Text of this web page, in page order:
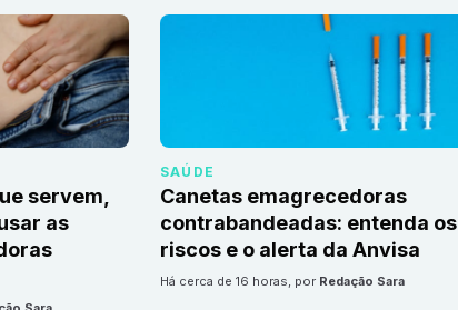
servem,
as
SAÚDE
Canetas emagrecedoras
contrabandeadas: entenda os
riscos e o alerta da Anvisa
há cerca de 16 horas, por Redação Sara